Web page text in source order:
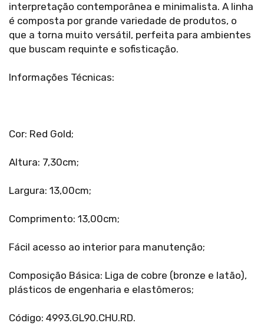
interpretação contemporânea e minimalista. A linha
é composta por grande variedade de produtos, o
que a torna muito versátil, perfeita para ambientes
que buscam requinte e sofisticação.
Informações Técnicas:
Cor: Red Gold;
Altura: 7,30cm;
Largura: 13,00cm;
Comprimento: 13,00cm;
Fácil acesso ao interior para manutenção;
Composição Básica: Liga de cobre (bronze e latão),
plásticos de engenharia e elastômeros;
Código: 4993.GL90.CHU.RD.